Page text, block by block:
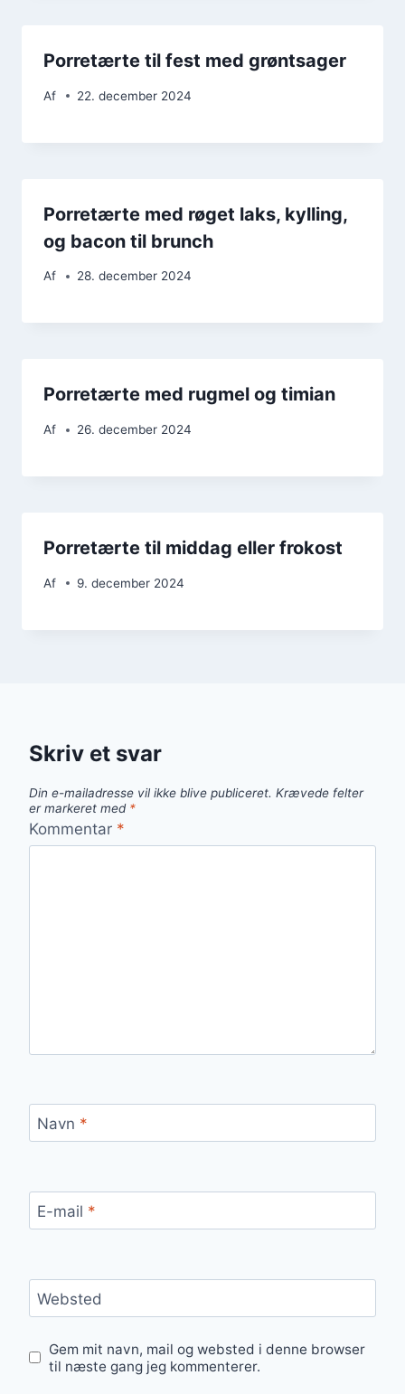
Porretærte til fest med grøntsager
Af 22. december 2024
Porretærte med røget laks, kylling,
og bacon til brunch
Af 28. december 2024
Porretærte med rugmel og timian
Af 26. december 2024
Porretærte til middag eller frokost
Af 9. december 2024
Skriv et svar
Din e-mailadresse vil ikke blive publiceret. Krævede felter
er markeret med *
Kommentar *
Navn *
E-mail *
Websted
Gem mit navn, mail og websted i denne browser
til næste gang jeg kommenterer.